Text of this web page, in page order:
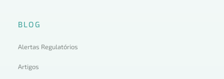
BLOG
Alertas Regulatórios
Artigos